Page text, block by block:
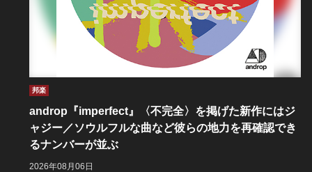
邦楽
androp『imperfect』〈不完全〉を掲げた新作にはジ
ャジー／ソウルフルな曲など彼らの地力を再確認でき
るナンバーが並ぶ
2026年08月06日